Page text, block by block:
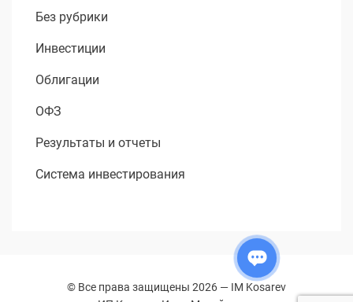
Без рубрики
Инвестиции
Облигации
ОФЗ
Результаты и отчеты
Система инвестирования
© Все права защищены 2026 — IM Kosarev